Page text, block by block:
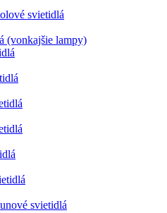
svietidlá
(vonkajšie lampy)
svietidlá